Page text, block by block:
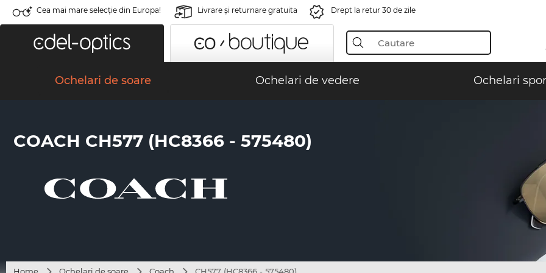
Cea mai mare selecție din Europa! Livrare şi returnare gratuita Drept la retur 30 de zile
Ochelari de soare Ochelari de vedere Ochelari
COACH CH577 (HC8366 - 575480)